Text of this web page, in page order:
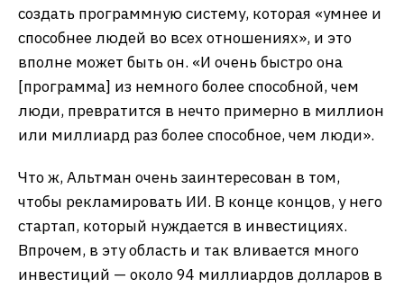
создать программную систему, которая «умнее и
способнее людей во всех отношениях», и это
вполне может быть он. «И очень быстро она
[программа] из немного более способной, чем
люди, превратится в нечто примерно в миллион
или миллиард раз более способное, чем люди».
Что ж, Альтман очень заинтересован в том,
чтобы рекламировать ИИ. В конце концов, у него
стартап, который нуждается в инвестициях.
Впрочем, в эту область и так вливается много
инвестиций — около 94 миллиардов долларов в